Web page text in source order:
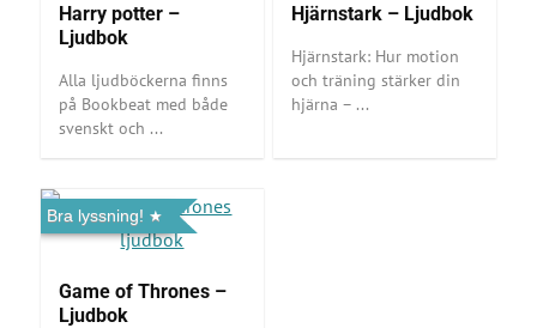
Harry potter –
Ljudbok
Alla ljudböckerna finns
på Bookbeat med både
svenskt och ...
Hjärnstark – Ljudbok
Hjärnstark: Hur motion
och träning stärker din
hjärna – ...
Bra lyssning!
Game of Thrones –
Ljudbok